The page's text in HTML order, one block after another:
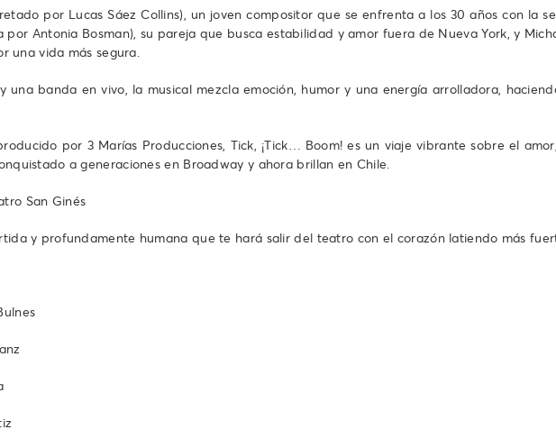
por Lucas Sáez Collins), un joven compositor que se enfrenta a los 30 años con la
Antonia Bosman), su pareja que busca estabilidad y amor fuera de Nueva York, y
una vida más segura.
una banda en vivo, la musical mezcla emoción, humor y una energía arrolladora,
por 3 Marías Producciones, Tick, ¡Tick… Boom! es un viaje vibrante sobre el
a generaciones en Broadway y ahora brillan en Chile.
San Ginés
y profundamente humana que te hará salir del teatro con el corazón latiendo más